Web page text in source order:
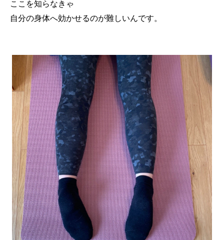
ここを知らなきゃ
自分の身体へ効かせるのが難しいんです。